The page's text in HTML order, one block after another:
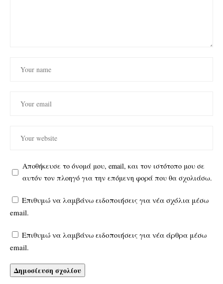
Αποθήκευσε το όνομά μου, email, και τον ιστότοπο μου σε
αυτόν τον πλοηγό για την επόμενη φορά που θα σχολιάσω.
Επιθυμώ να λαμβάνω ειδοποιήσεις για νέα σχόλια μέσω
email.
Επιθυμώ να λαμβάνω ειδοποιήσεις για νέα άρθρα μέσω
email.